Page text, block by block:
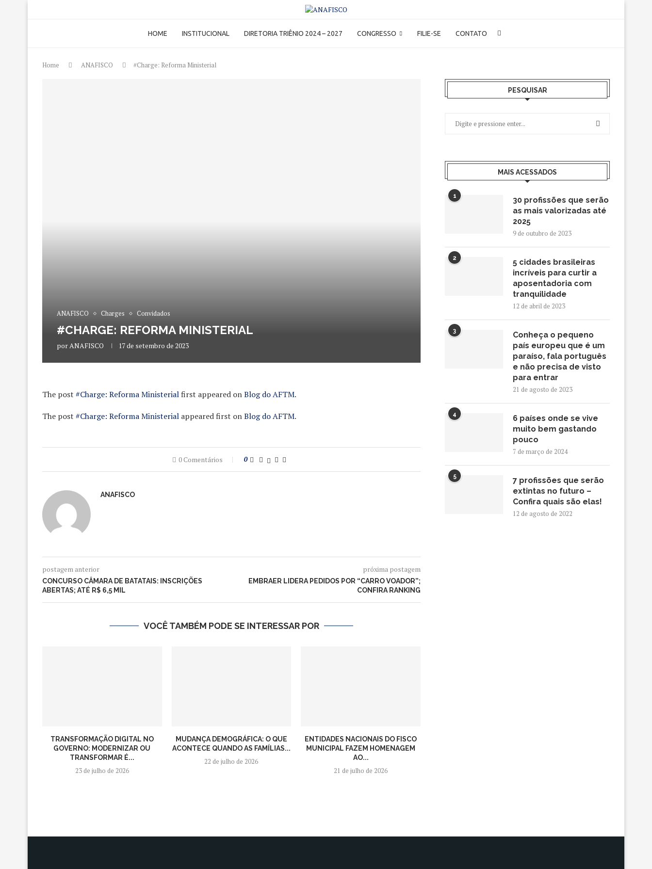
HOME INSTITUCIONAL DIRETORIA TRIÊNIO 2024 – 2027 CONGRESSO FILIE-SE CONTATO
Home ANAFISCO #Charge: Reforma Ministerial
ANAFISCO Charges Convidados
#CHARGE: REFORMA MINISTERIAL
porANAFISCO 17 de setembro de 2023
The post #Charge: Reforma Ministerialfirst appeared onBlog do AFTM.
The post #Charge: Reforma Ministerial appeared first onBlog do AFTM.
0 Comentários 0
ANAFISCO
postagem anterior
CONCURSO CÂMARA DE BATATAIS: INSCRIÇÕES
ABERTAS; ATÉ R$ 6,5 MIL
próxima postagem
EMBRAER LIDERA PEDIDOS POR “CARRO VOADOR”;
CONFIRA RANKING
VOCÊ TAMBÉM PODE SE INTERESSAR POR
TRANSFORMAÇÃO DIGITAL NO
GOVERNO: MODERNIZAR OU
TRANSFORMAR É...
23 de julho de 2026
MUDANÇA DEMOGRÁFICA: O QUE
ACONTECE QUANDO AS FAMÍLIAS...
22 de julho de 2026
ENTIDADES NACIONAIS DO FISCO
MUNICIPAL FAZEM HOMENAGEM
AO...
21 de julho de 2026
PESQUISAR
MAIS ACESSADOS
1
30 profissões que serão
as mais valorizadas até
2025
9 de outubro de 2023
2
5 cidades brasileiras
incríveis para curtir a
aposentadoria com
tranquilidade
12 de abril de 2023
3
Conheça o pequeno
país europeu que é um
paraíso, fala português
e não precisa de visto
para entrar
21 de agosto de 2023
4
6 países onde se vive
muito bem gastando
pouco
7 de março de 2024
5
7 profissões que serão
extintas no futuro –
Confira quais são elas!
12 de agosto de 2022